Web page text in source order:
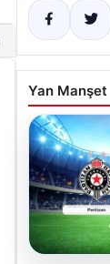
Yan Manşet